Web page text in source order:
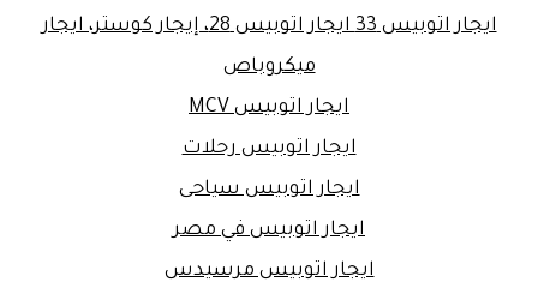
ايجار اتوبيس 33 ايجار اتوبيس 28، إيجار كوستر، ايجار
ميكروباص
ايجار اتوبيس MCV
ايجار اتوبيس رحلات
ايجار اتوبيس سياحى
ايجار اتوبيس في مصر
ايجار اتوبيس مرسيدس